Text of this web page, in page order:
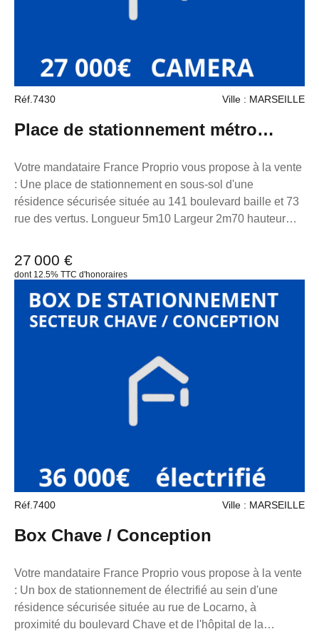
7953190/s17056393, titulaire de la carte de démarchage
Réf.7430 Ville : MARSEILLE
Place de stationnement métro
baille
Votre mandataire France Proprio vous propose à la vente
: Une place de stationnement en sous-sol d'une
résidence sécurisée située au 141 boulevard baille et 73
rue des vertus. Longueur 5m10 Largeur 2m70 hauteur
200€ la résidence et bénéficie d'un système de vidéo-
surveillance. Le parking bénéficie de deux entrées
sortie voiture se fait rue des vertus. Extrêmement bien
situé. Pour toutes demandes d'informations, n'hésitez pas
immobilière a été rédigée sous la responsabilité
éditoriale de M. loonis gahel, mandataire indépendant en
immobilier (sans détention de fonds), agent commercial
Marseille sous le numéro 7953190/s17056393, titulaire
notre site internet. www.franceproprio.com
27 000 €
dont 12.5% TTC d'honoraires
Réf.7400 Ville : MARSEILLE
Box Chave / Conception
Votre mandataire France Proprio vous propose à la vente
: Un box de stationnement de électrifié au sein d'une
résidence sécurisée située au rue de Locarno, à
proximité du boulevard Chave et de l'hôpital de la